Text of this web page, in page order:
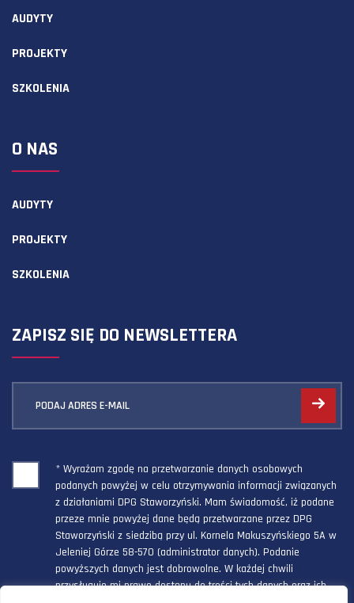
AUDYTY
PROJEKTY
SZKOLENIA
O NAS
AUDYTY
PROJEKTY
SZKOLENIA
ZAPISZ SIĘ DO NEWSLETTERA
PODAJ ADRES E-MAIL
* Wyrażam zgodę na przetwarzanie danych osobowych
podanych powyżej w celu otrzymywania informacji związanych
z działaniami DPG Staworzyński. Mam świadomość, iż podane
przeze mnie powyżej dane będą przetwarzane przez DPG
Staworzyński z siedzibą przy ul. Kornela Makuszyńskiego 5A w
Jeleniej Górze 58-570 (administrator danych). Podanie
powyższych danych jest dobrowolne. W każdej chwili
przysługuje mi prawo dostępu do treści tych danych oraz ich